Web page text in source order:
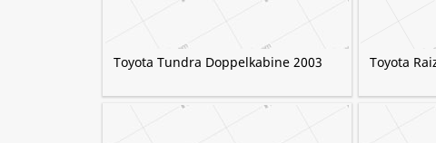
Toyota Tundra Doppelkabine 2003 Toyota